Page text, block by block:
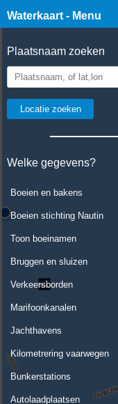
Waterkaart - Menu
Plaatsnaam zoeken
Welke gegevens?
Boeien en bakens
Boeien stichting Nautin
Toon boeinamen
Bruggen en sluizen
Verkeersborden
Marifoonkanalen
Jachthavens
Kilometrering vaarwegen
Bunkerstations
Autolaadplaatsen
☰ Waterkaart Live